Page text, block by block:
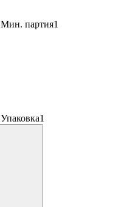
Мин. партия1
Упаковка1